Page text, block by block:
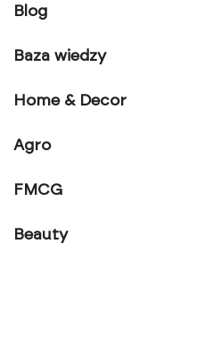
Blog
Baza wiedzy
Home & Decor
Agro
FMCG
Beauty